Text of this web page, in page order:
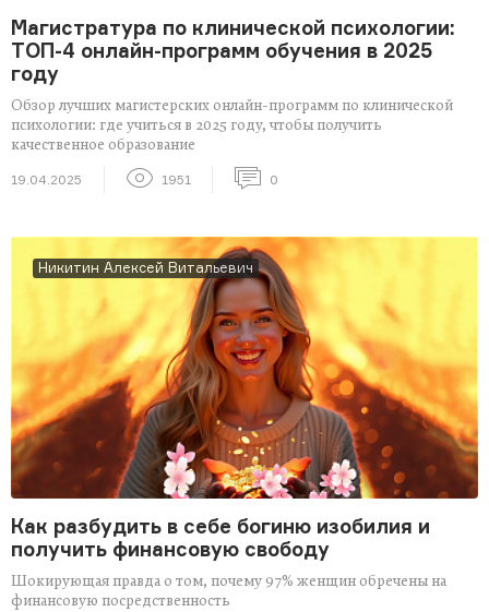
Магистратура по клинической психологии:
ТОП-4 онлайн-программ обучения в 2025
году
Обзор лучших магистерских онлайн-программ по клинической
психологии: где учиться в 2025 году, чтобы получить
качественное образование
19.04.2025 1951 0
Никитин Алексей Витальевич
Как разбудить в себе богиню изобилия и
получить финансовую свободу
Шокирующая правда о том, почему 97% женщин обречены на
финансовую посредственность